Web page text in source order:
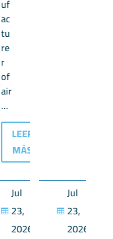
uf
ac
tu
re
r
of
air
...
LEER
MÁS

Jul
23,
2026

Jul
23,
2026